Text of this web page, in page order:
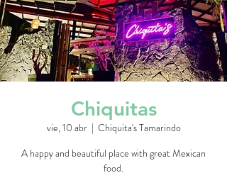
Chiquitas
vie, 10 abr
  |
Chiquita's Tamarindo
A happy and beautiful place with great Mexican
food.